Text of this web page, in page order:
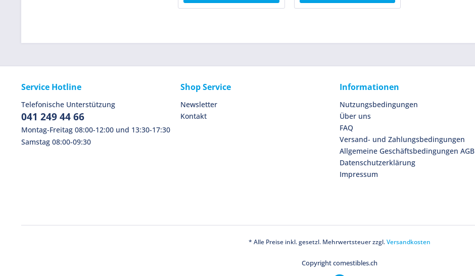
Service Hotline
Telefonische Unterstützung
041 249 44 66
Montag-Freitag 08:00-12:00 und 13:30-17:30
Samstag 08:00-09:30
Shop Service
Newsletter
Kontakt
Informationen
Nutzungsbedingungen
Über uns
FAQ
Versand- und Zahlungsbedingungen
Allgemeine Geschäftsbedingungen AGB
Datenschutzerklärung
Impressum
* Alle Preise inkl. gesetzl. Mehrwertsteuer zzgl.Versandkosten
Copyright comestibles.ch